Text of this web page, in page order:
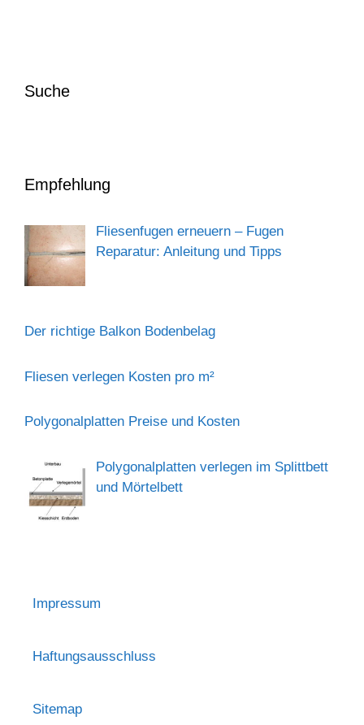
Suche
Empfehlung
Fliesenfugen erneuern – Fugen
Reparatur: Anleitung und Tipps
Der richtige Balkon Bodenbelag
Fliesen verlegen Kosten pro m²
Polygonalplatten Preise und Kosten
Polygonalplatten verlegen im Splittbett
und Mörtelbett
Impressum
Haftungsausschluss
Sitemap